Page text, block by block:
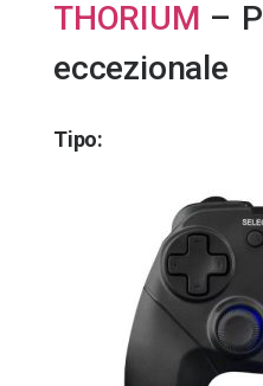
THORIUM –
eccezionale
Tipo: